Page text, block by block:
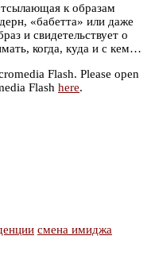
к образам
«бабетта» или даже
и свидетельствует о
когда, куда и с кем…
Flash. Please open
Flash here.
смена имиджа